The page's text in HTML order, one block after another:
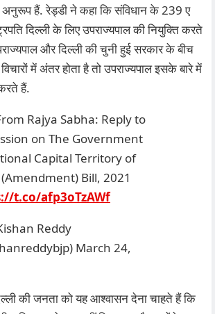
अनुरूप हैं. रेड्डी ने कहा कि संविधान के 239 ए
दिल्ली के लिए उपराज्यपाल की नियुक्ति करते
और दिल्ली की चुनी हुई सरकार के बीच
में अंतर होता है तो उपराज्यपाल इसके बारे में
हैं.
Rajya Sabha: Reply to
on The Government
Capital Territory of
Bill, 2021
t.co/afp3oTzAWf
Reddy
March 24,
की जनता को यह आश्वासन देना चाहते हैं कि